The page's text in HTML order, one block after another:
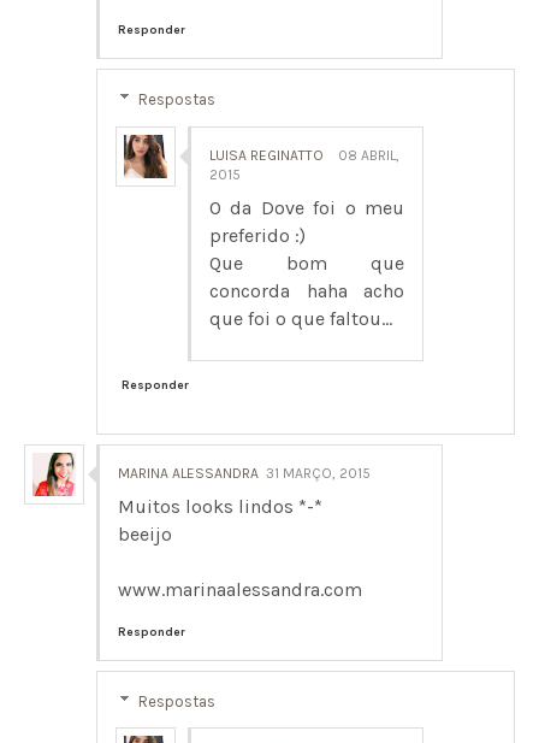
Responder
Respostas
LUISA REGINATTO
08 ABRIL,
2015
O da Dove foi o meu
preferido :)
Que bom que
concorda haha acho
que foi o que faltou...
Responder
MARINA ALESSANDRA 31 MARÇO, 2015
Muitos looks lindos *-*
beeijo
www.marinaalessandra.com
Responder
Respostas